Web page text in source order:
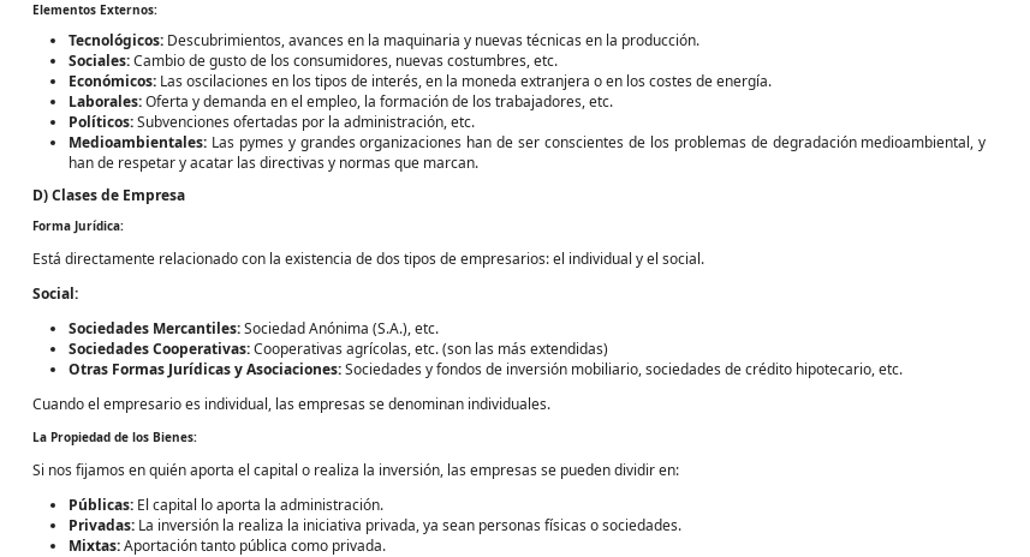
Elementos Externos:
Tecnológicos: Descubrimientos, avances en la maquinaria y nuevas técnicas en la producción.
Sociales:Cambio de gusto de los consumidores, nuevas costumbres, etc.
Económicos: Las oscilaciones en los tipos de interés, en la moneda extranjera o en los costes de energía.
Laborales:Oferta y demanda en el empleo, la formación de los trabajadores, etc.
Políticos:Subvenciones ofertadas por la administración, etc.
Medioambientales: Las pymes y grandes organizaciones han de ser conscientes de los problemas de degradación medioambiental, y
han de respetar y acatar las directivas y normas que marcan.
D) Clases de Empresa
Forma Jurídica:
Está directamente relacionado con la existencia de dos tipos de empresarios: el individual y el social.
Social:
Sociedades Mercantiles:Sociedad Anónima (S.A.), etc.
Sociedades Cooperativas:Cooperativas agrícolas, etc. (son las más extendidas)
Otras Formas Jurídicas y Asociaciones:Sociedades y fondos de inversión mobiliario, sociedades de crédito hipotecario, etc.
Cuando el empresario es individual, las empresas se denominan individuales.
La Propiedad de los Bienes:
Si nos fijamos en quién aporta el capital o realiza la inversión, las empresas se pueden dividir en:
Públicas: El capital lo aporta la administración.
Privadas: La inversión la realiza la iniciativa privada, ya sean personas físicas o sociedades.
Mixtas:Aportación tanto pública como privada.